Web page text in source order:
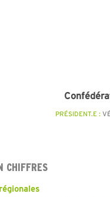
PRÉSIDENT.E :
CHIFFRES